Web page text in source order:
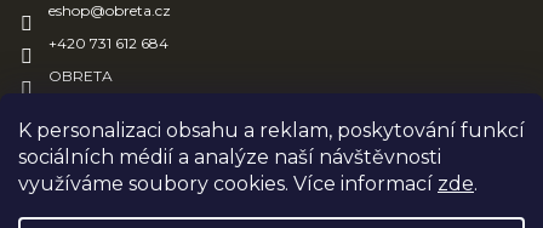
K personalizaci obsahu a reklam, poskytování funkcí
sociálních médií a analýze naší návštěvnosti
využíváme soubory cookies. Více informací zde.
eshop@obreta.cz
+420 731 612 684
OBRETA